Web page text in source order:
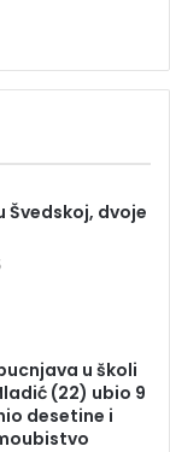
Švedskoj, dvoje
u školi
(22) ubio 9
desetine i